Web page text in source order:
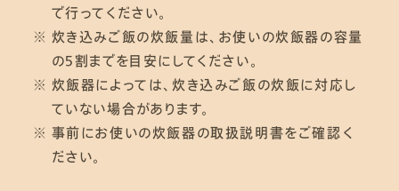
で行ってください。
※ 炊き込みご飯の炊飯量は、お使いの炊飯器の容量
の５割までを目安にしてください。
※ 炊飯器によっては、炊き込みご飯の炊飯に対応し
ていない場合があります。
※ 事前にお使いの炊飯器の取扱説明書をご確認く
ださい。